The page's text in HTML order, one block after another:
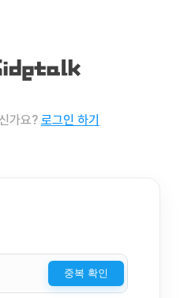
가요? 로그인 하기
중복 확인